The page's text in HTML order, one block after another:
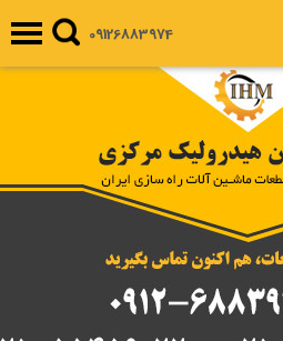
09126883974